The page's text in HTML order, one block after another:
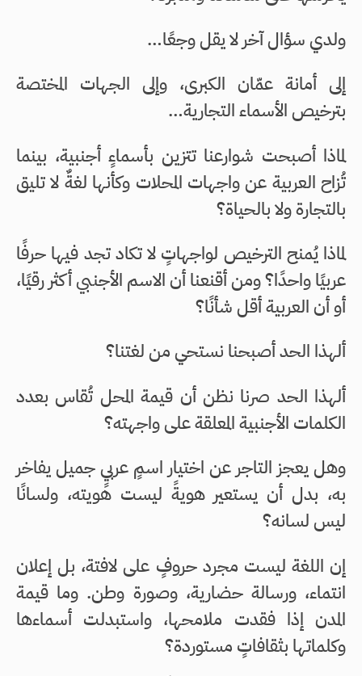
ولدي سؤال آخر لا يقل وجعًا…
إلى أمانة عمّان الكبرى، وإلى الجهات المختصة
بترخيص الأسماء التجارية…
لماذا أصبحت شوارعنا تتزين بأسماءٍ أجنبية، بينما
تُزاح العربية عن واجهات المحلات وكأنها لغةٌ لا تليق
بالتجارة ولا بالحياة؟
لماذا يُمنح الترخيص لواجهاتٍ لا تكاد تجد فيها حرفًا
عربيًا واحدًا؟ ومن أقنعنا أن الاسم الأجنبي أكثر رقيًا،
أو أن العربية أقل شأنًا؟
ألهذا الحد أصبحنا نستحي من لغتنا؟
ألهذا الحد صرنا نظن أن قيمة المحل تُقاس بعدد
الكلمات الأجنبية المعلقة على واجهته؟
وهل يعجز التاجر عن اختيار اسمٍ عربيٍ جميل يفاخر
به، بدل أن يستعير هويةً ليست هويته، ولسانًا
ليس لسانه؟
إن اللغة ليست مجرد حروفٍ على لافتة، بل إعلان
انتماء، ورسالة حضارية، وصورة وطن. وما قيمة
المدن إذا فقدت ملامحها، واستبدلت أسماءها
وكلماتها بثقافاتٍ مستوردة؟